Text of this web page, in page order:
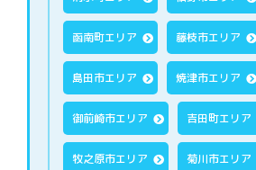
函南町エリア 藤枝市エリア
島田市エリア 焼津市エリア
御前崎市エリア 吉田町エリア
牧之原市エリア 菊川市エリア